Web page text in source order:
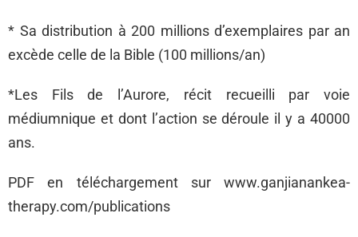
* Sa distribution à 200 millions d’exemplaires par an
excède celle de la Bible (100 millions/an)
*Les Fils de l’Aurore, récit recueilli par voie
médiumnique et dont l’action se déroule il y a 40000
ans.
PDF en téléchargement sur www.ganjianankea-
therapy.com/publications